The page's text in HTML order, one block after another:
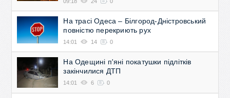
На трасі Одеса – Білгород-Дністровський
повністю перекриють рух
14:01 14 0
На Одещині п'яні покатушки підлітків
закінчилися ДТП
14:01 6 0